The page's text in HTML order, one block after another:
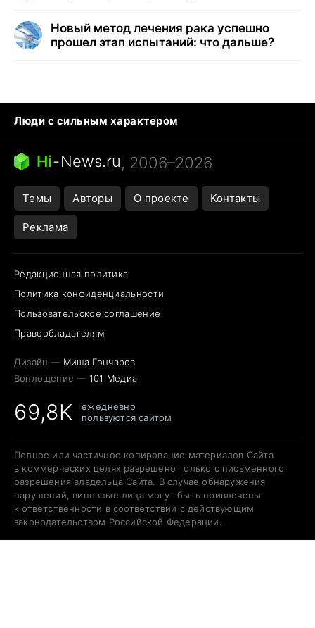
Новый метод лечения рака успешно
прошел этап испытаний: что дальше?
Люди с сильным характером
Кошка писает на кровать
Тунцы в океанариуме
Ядовитые пауки России
Города в ядерной войне
Hi-News.ru, 2006–2026
Темы Авторы О проекте Контакты
Реклама
Редакционная политика
Политика конфиденциальности
Пользовательское соглашение
Правообладателям
Дизайн — Миша Гончаров
Воплощение — 101 Медиа
69,8K
ежедневно
пользуются сайтом
Полное или частичное копирование материалов Сайта
в коммерческих целях разрешено только с письменного
разрешения владельца Сайта. В случае обнаружения
нарушений, виновные лица могут быть привлечены
к ответственности в соответствии с действующим
законодательством Российской Федерации.